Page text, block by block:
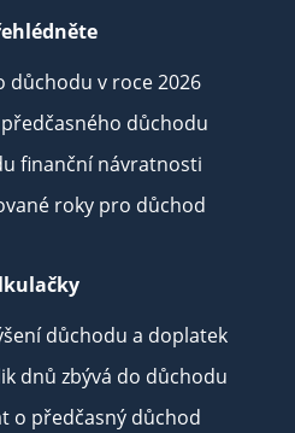
důchodu v roce 2026
důchodu
finanční návratnosti
roky pro důchod
důchodu a doplatek
dnů zbývá do důchodu
o předčasný důchod